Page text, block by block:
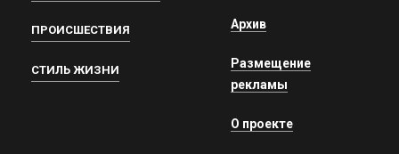
ПРОИСШЕСТВИЯ
СТИЛЬ ЖИЗНИ
Архив
Размещение
рекламы
О проекте